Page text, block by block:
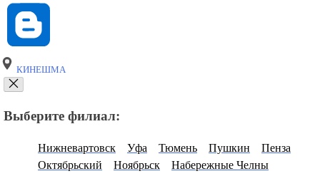
КИНЕШМА
Выберите филиал:
Нижневартовск Уфа Тюмень Пушкин
Пенза
Октябрьский
Ноябрьск
Набережные Челны